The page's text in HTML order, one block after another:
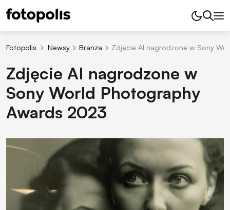
Fotopolis Newsy Branża Zdjęcie AI nagrodzone w Sony
Zdjęcie AI nagrodzone w
Sony World Photography
Awards 2023